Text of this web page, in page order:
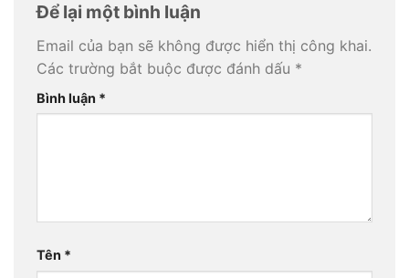
Để lại một bình luận
Email của bạn sẽ không được hiển thị công khai.
Các trường bắt buộc được đánh dấu *
Bình luận *
Tên *